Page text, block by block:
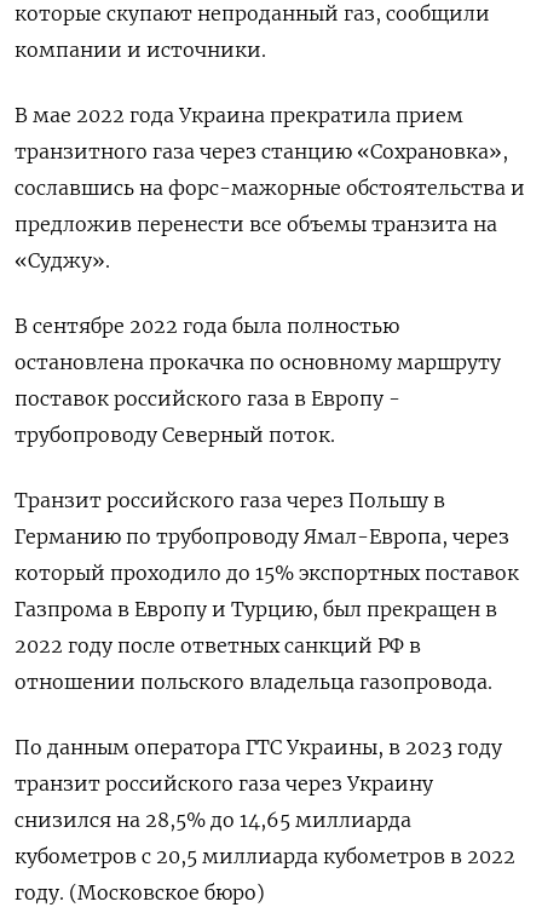
которые скупают непроданный газ, сообщили
компании и источники.
В мае 2022 года Украина прекратила прием
транзитного газа через станцию «Сохрановка»,
сославшись на форс-мажорные обстоятельства и
предложив перенести все объемы транзита на
«Суджу».
В сентябре 2022 года была полностью
остановлена прокачка по основному маршруту
поставок российского газа в Европу -
трубопроводу Северный поток.
Транзит российского газа через Польшу в
Германию по трубопроводу Ямал-Европа, через
который проходило до 15% экспортных поставок
Газпрома в Европу и Турцию, был прекращен в
2022 году после ответных санкций РФ в
отношении польского владельца газопровода.
По данным оператора ГТС Украины, в 2023 году
транзит российского газа через Украину
снизился на 28,5% до 14,65 миллиарда
кубометров с 20,5 миллиарда кубометров в 2022
году. (Московское бюро)